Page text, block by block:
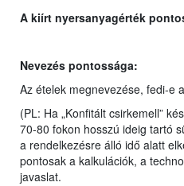
A kiírt nyersanyagérték
Nevezés pontossága:
Az ételek megnevezése, fedi-e
(PL: Ha „Konfitált csirkemell”
70-80 fokon hosszú ideig tartó
a rendelkezésre álló idő alatt
pontosak a kalkulációk, a
javaslat.